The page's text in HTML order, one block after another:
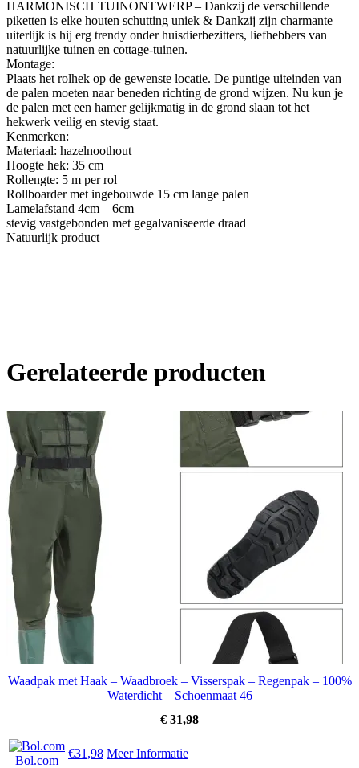
HARMONISCH TUINONTWERP – Dankzij de verschillende
piketten is elke houten schutting uniek & Dankzij zijn charmante
uiterlijk is hij erg trendy onder huisdierbezitters, liefhebbers van
natuurlijke tuinen en cottage-tuinen.
Montage:
Plaats het rolhek op de gewenste locatie. De puntige uiteinden van
de palen moeten naar beneden richting de grond wijzen. Nu kun je
de palen met een hamer gelijkmatig in de grond slaan tot het
hekwerk veilig en stevig staat.
Kenmerken:
Materiaal: hazelnoothout
Hoogte hek: 35 cm
Rollengte: 5 m per rol
Rollboarder met ingebouwde 15 cm lange palen
Lamelafstand 4cm – 6cm
stevig vastgebonden met gegalvaniseerde draad
Natuurlijk product
Gerelateerde producten
Waadpak met Haak – Waadbroek – Visserspak – Regenpak – 100%
Waterdicht – Schoenmaat 46
€ 31,98
Bol.com
€31,98 Meer Informatie